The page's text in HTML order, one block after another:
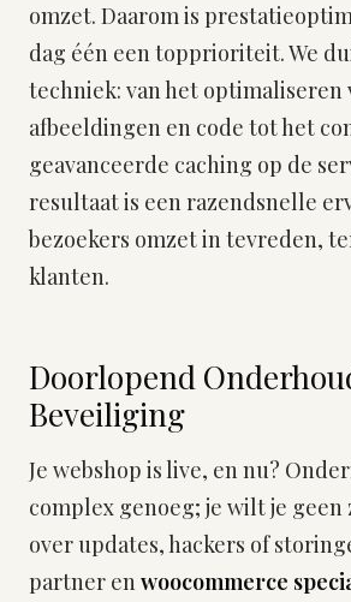
omzet. Daarom is
dag één een topprioriteit. We
techniek: van het optimaliseren
afbeeldingen en code tot het
geavanceerde caching op de
resultaat is een razendsnelle
bezoekers omzet in tevreden,
klanten.
Doorlopend
Beveiliging
Je webshop is live, en nu?
complex genoeg; je wilt je geen
over updates, hackers of
partner en woocommerce